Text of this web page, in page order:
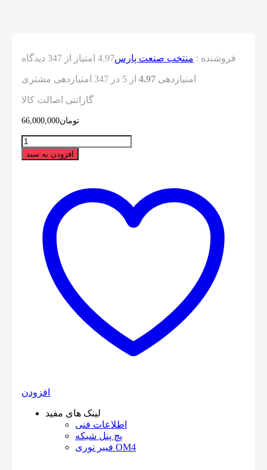
فروشنده : منتخب صنعت پارس4.97 امتیاز از 347 دیدگاه
امتیازدهی 4.97 از 5 در 347 امتیازدهی مشتری
گارانتی اصالت کالا
تومان66,000,000
تعداد
افزودن به سبد
افزودن
لینک های مفید
اطلاعات فنی
پچ پنل شبکه
فیبر نوری OM4